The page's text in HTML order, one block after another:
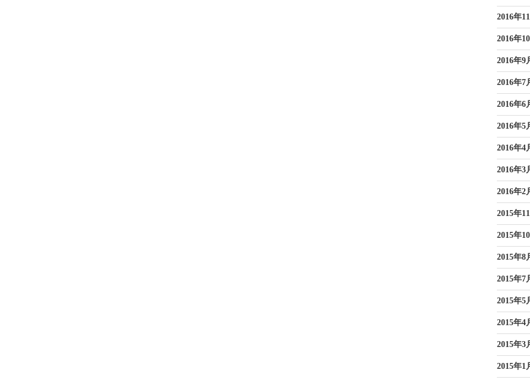
2016年11
2016年10
2016年9
2016年7
2016年6
2016年5
2016年4
2016年3
2016年2
2015年11
2015年10
2015年8
2015年7
2015年5
2015年4
2015年3
2015年1